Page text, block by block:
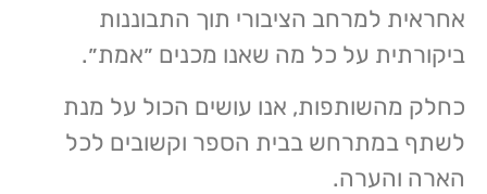
אחראית למרחב הציבורי תוך התבוננות
ביקורתית על כל מה שאנו מכנים ״אמת״.
כחלק מהשותפות, אנו עושים הכול על מנת
לשתף במתרחש בבית הספר וקשובים לכל
הארה והערה.